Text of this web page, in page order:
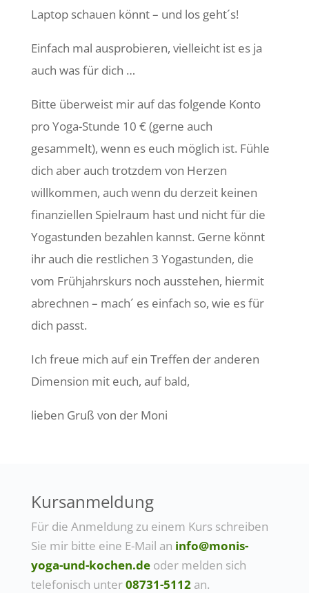
Laptop schauen könnt – und los geht´s!
Einfach mal ausprobieren, vielleicht ist es ja
auch was für dich …
Bitte überweist mir auf das folgende Konto
pro Yoga-Stunde 10 € (gerne auch
gesammelt), wenn es euch möglich ist. Fühle
dich aber auch trotzdem von Herzen
willkommen, auch wenn du derzeit keinen
finanziellen Spielraum hast und nicht für die
Yogastunden bezahlen kannst. Gerne könnt
ihr auch die restlichen 3 Yogastunden, die
vom Frühjahrskurs noch ausstehen, hiermit
abrechnen – mach´ es einfach so, wie es für
dich passt.
Ich freue mich auf ein Treffen der anderen
Dimension mit euch, auf bald,
lieben Gruß von der Moni
Kursanmeldung
Für die Anmeldung zu einem Kurs schreiben
Sie mir bitte eine E-Mail an info@monis-
yoga-und-kochen.deoder melden sich
telefonisch unter08731-5112an.